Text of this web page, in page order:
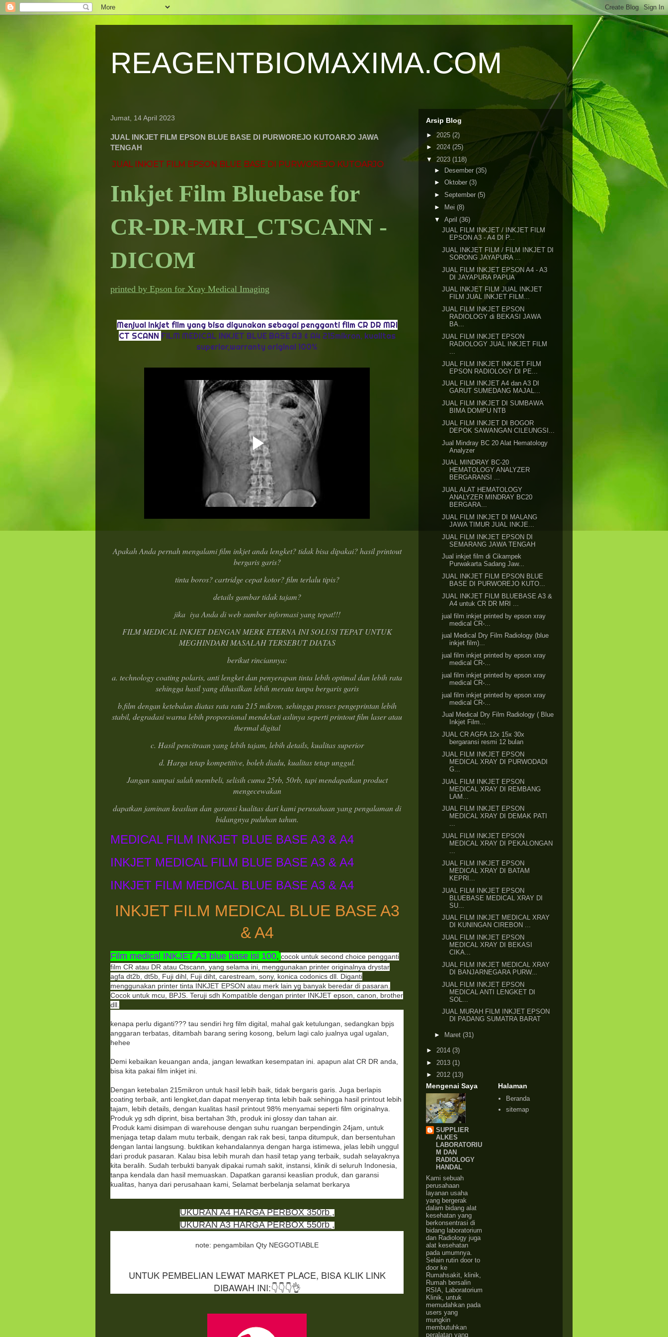
REAGENTBIOMAXIMA.COM
Jumat, 14 April 2023
JUAL INKJET FILM EPSON BLUE BASE DI PURWOREJO KUTOARJO JAWA
TENGAH
JUAL INKJET FILM EPSON BLUE BASE DI PURWOREJO KUTOARJO
Inkjet Film Bluebase for
CR-DR-MRI_CTSCANN -
DICOM
printed by Epson for Xray Medical Imaging
Menjual Inkjet film yang bisa digunakan sebagai pengganti film CR DR MRI
CT SCANN FILM MEDICAL INKJET BLUE BASE A3 & A4 215mikron, kualitas
superior,warranty original 100%
Apakah Anda pernah mengalami film inkjet anda lengket? tidak bisa dipakai? hasil printout
bergaris garis?
tinta boros? cartridge cepat kotor? film terlalu tipis?
details gambar tidak tajam?
jika iya Anda di web sumber informasi yang tepat!!!
FILM MEDICAL INKJET DENGAN MERK ETERNA INI SOLUSI TEPAT UNTUK
MEGHINDARI MASALAH TERSEBUT DIATAS
berikut rinciannya:
a. technology coating polaris, anti lengket dan penyerapan tinta lebih optimal dan lebih rata
sehingga hasil yang dihasilkan lebih merata tanpa bergaris garis
b.film dengan ketebalan diatas rata rata 215 mikron, sehingga proses pengeprintan lebih
stabil, degradasi warna lebih proporsional mendekati aslinya seperti printout film laser atau
thermal digital
c. Hasil pencitraan yang lebih tajam, lebih details, kualitas superior
d. Harga tetap kompetitive, boleh diadu, kualitas tetap unggul.
Jangan sampai salah membeli, selisih cuma 25rb, 50rb, tapi mendapatkan product
mengecewakan
dapatkan jaminan keaslian dan garansi kualitas dari kami perusahaan yang pengalaman di
bidangnya puluhan tahun.
MEDICAL FILM INKJET BLUE BASE A3 & A4
INKJET MEDICAL FILM BLUE BASE A3 & A4
INKJET FILM MEDICAL BLUE BASE A3 & A4
INKJET FILM MEDICAL BLUE BASE A3
& A4
Film medical INKJET A3 blue base isi 100, cocok untuk second choice pengganti
film CR atau DR atau Ctscann, yang selama ini, menggunakan printer originalnya drystar
agfa dt2b, dt5b, Fuji dihl, Fuji diht, carestream, sony, konica codonics dll. Diganti
menggunakan printer tinta INKJET EPSON atau merk lain yg banyak beredar di pasaran.
Cocok untuk mcu, BPJS. Teruji sdh Kompatible dengan printer INKJET epson, canon, brother
dll.
kenapa perlu diganti??? tau sendiri hrg film digital, mahal gak ketulungan, sedangkan bpjs
anggaran terbatas, ditambah barang sering kosong, belum lagi calo jualnya ugal ugalan,
hehee
Demi kebaikan keuangan anda, jangan lewatkan kesempatan ini. apapun alat CR DR anda,
bisa kita pakai film inkjet ini.
Dengan ketebalan 215mikron untuk hasil lebih baik, tidak bergaris garis. Juga berlapis
coating terbaik, anti lengket,dan dapat menyerap tinta lebih baik sehingga hasil printout lebih
tajam, lebih details, dengan kualitas hasil printout 98% menyamai seperti film originalnya.
Produk yg sdh diprint, bisa bertahan 3th, produk ini glossy dan tahan air.
Produk kami disimpan di warehouse dengan suhu ruangan berpendingin 24jam, untuk
menjaga tetap dalam mutu terbaik, dengan rak rak besi, tanpa ditumpuk, dan bersentuhan
dengan lantai langsung. buktikan kehandalannya dengan harga istimewa, jelas lebih unggul
dari produk pasaran. Kalau bisa lebih murah dan hasil tetap yang terbaik, sudah selayaknya
kita beralih. Sudah terbukti banyak dipakai rumah sakit, instansi, klinik di seluruh Indonesia,
tanpa kendala dan hasil memuaskan.
Dapatkan garansi keaslian produk, dan garansi
kualitas, hanya dari perusahaan kami, Selamat berbelanja selamat berkarya
UKURAN A4 HARGA PERBOX 350rb ,
UKURAN A3 HARGA PERBOX550rb ,
note: pengambilan Qty NEGGOTIABLE
UNTUK PEMBELIAN LEWAT MARKET PLACE, BISA KLIK LINK
DIBAWAH INI:👇👇👇👌
Arsip Blog
► 2025 (2)
► 2024 (25)
▼ 2023 (118)
► Desember (35)
► Oktober (3)
► September (5)
►
Mei (8)
▼ April (36)
JUAL FILM INKJET / INKJET FILM
EPSON A3 - A4 DI P...
JUAL INKJET FILM / FILM INKJET DI
SORONG JAYAPURA ...
JUAL FILM INKJET EPSON A4 - A3
DI JAYAPURA PAPUA
JUAL INKJET FILM JUAL INKJET
FILM JUAL INKJET FILM...
JUAL FILM INKJET EPSON
RADIOLOGY di BEKASI JAWA
BA...
JUAL FILM INKJET EPSON
RADIOLOGY JUAL INKJET FILM
JUAL FILM INKJET INKJET FILM
EPSON RADIOLOGY DI PE...
JUAL FILM INKJET A4 dan A3 DI
GARUT SUMEDANG MAJAL...
JUAL FILM INKJET DI SUMBAWA
BIMA DOMPU NTB
JUAL FILM INKJET DI BOGOR
DEPOK SAWANGAN CILEUNGSI...
Jual Mindray BC 20 Alat Hematology
Analyzer
JUAL MINDRAY BC-20
HEMATOLOGY ANALYZER
BERGARANSI ...
JUAL ALAT HEMATOLOGY
ANALYZER MINDRAY BC20
BERGARA...
JUAL FILM INKJET DI MALANG
JAWA TIMUR JUAL INKJE...
JUAL FILM INKJET EPSON DI
SEMARANG JAWA TENGAH
Jual inkjet film di Cikampek
Purwakarta Sadang Jaw...
JUAL INKJET FILM EPSON BLUE
BASE DI PURWOREJO KUTO...
JUAL INKJET FILM BLUEBASE A3 &
A4 untuk CR DR MRI ...
jual film inkjet printed by epson xray
medical CR-...
jual Medical Dry Film Radiology (blue
inkjet film)...
jual film inkjet printed by epson xray
medical CR-...
jual film inkjet printed by epson xray
medical CR-...
jual film inkjet printed by epson xray
medical CR-...
Jual Medical Dry Film Radiology ( Blue
Inkjet Film...
JUAL CR AGFA 12x 15x 30x
bergaransi resmi 12 bulan
JUAL FILM INKJET EPSON
MEDICAL XRAY DI PURWODADI
G...
JUAL FILM INKJET EPSON
MEDICAL XRAY DI REMBANG
LAM...
JUAL FILM INKJET EPSON
MEDICAL XRAY DI DEMAK PATI
...
JUAL FILM INKJET EPSON
MEDICAL XRAY DI PEKALONGAN
...
JUAL FILM INKJET EPSON
MEDICAL XRAY DI BATAM
KEPRI...
JUAL FILM INKJET EPSON
BLUEBASE MEDICAL XRAY DI
SU...
JUAL FILM INKJET MEDICAL XRAY
DI KUNINGAN CIREBON ...
JUAL FILM INKJET EPSON
MEDICAL XRAY DI BEKASI
CIKA...
JUAL FILM INKJET MEDICAL XRAY
DI BANJARNEGARA PURW...
JUAL FILM INKJET EPSON
MEDICAL ANTI LENGKET DI
SOL...
JUAL MURAH FILM INKJET EPSON
DI PADANG SUMATRA BARAT
► Maret (31)
► 2014 (3)
► 2013 (1)
► 2012 (13)
Mengenai Saya
SUPPLIER
ALKES
LABORATORIU
M DAN
RADIOLOGY
HANDAL
Kami sebuah
perusahaan
layanan usaha
yang bergerak
dalam bidang alat
kesehatan yang
berkonsentrasi di
bidang laboratorium
dan Radiology juga
alat kesehatan
pada umumnya.
Selain rutin door to
door ke
Rumahsakit, klinik,
Rumah bersalin
RSIA, Laboratorium
Klinik, untuk
memudahkan pada
users yang
mungkin
membutuhkan
peralatan yang
Halaman
Beranda
sitemap